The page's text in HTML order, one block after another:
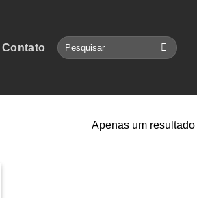
Contato
Pesquisar
por:
Apenas um resultado